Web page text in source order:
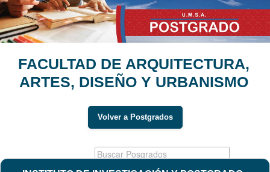
FACULTAD DE ARQUITECTURA,
ARTES, DISEÑO Y URBANISMO
Volver a Postgrados